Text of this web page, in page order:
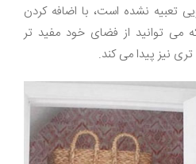
تعبیه نشده است، با اضافه کردن
می توانید از فضای خود مفید تر
نیز پیدا می کند.